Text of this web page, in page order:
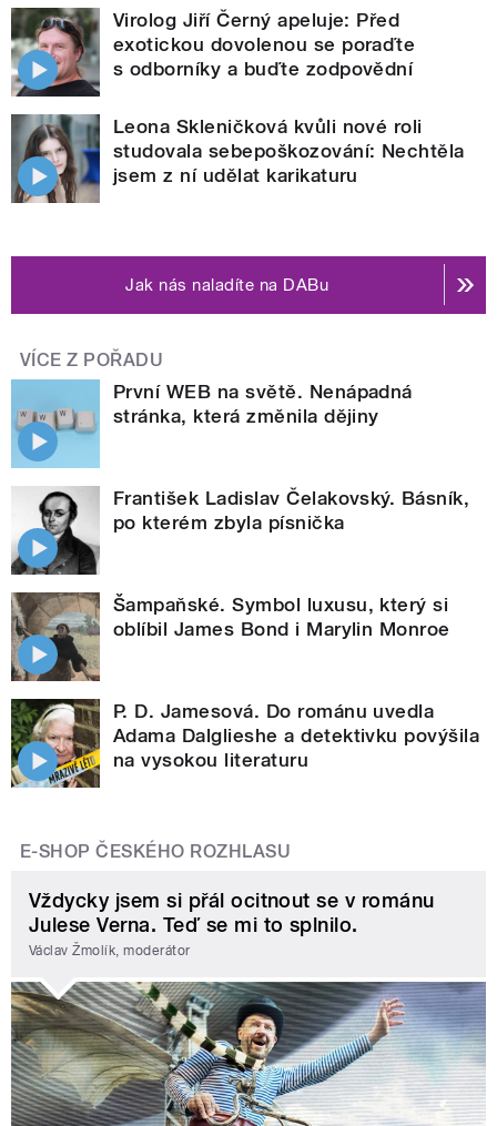
Virolog Jiří Černý apeluje: Před
exotickou dovolenou se poraďte
s odborníky a buďte zodpovědní
Leona Skleničková kvůli nové roli
studovala sebepoškozování: Nechtěla
jsem z ní udělat karikaturu
Jak nás naladíte na DABu
VÍCE Z POŘADU
První WEB na světě. Nenápadná
stránka, která změnila dějiny
František Ladislav Čelakovský. Básník,
po kterém zbyla písnička
Šampaňské. Symbol luxusu, který si
oblíbil James Bond i Marylin Monroe
P. D. Jamesová. Do románu uvedla
Adama Dalglieshe a detektivku povýšila
na vysokou literaturu
E-SHOP ČESKÉHO ROZHLASU
Vždycky jsem si přál ocitnout se v románu
Julese Verna. Teď se mi to splnilo.
Václav Žmolík, moderátor